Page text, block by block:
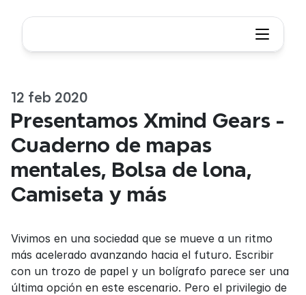
12 feb 2020
Presentamos Xmind Gears -
Cuaderno de mapas
mentales, Bolsa de lona,
Camiseta y más
Vivimos en una sociedad que se mueve a un ritmo
más acelerado avanzando hacia el futuro. Escribir
con un trozo de papel y un bolígrafo parece ser una
última opción en este escenario. Pero el privilegio de